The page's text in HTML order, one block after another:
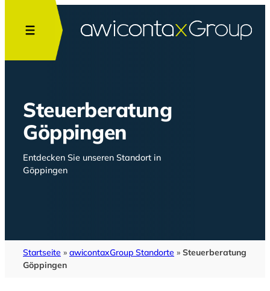
Inhalt
springen
Steuerberatung
Göppingen
Entdecken Sie unseren Standort in
Göppingen
Startseite » awicontaxGroup Standorte » Steuerberatung
Göppingen